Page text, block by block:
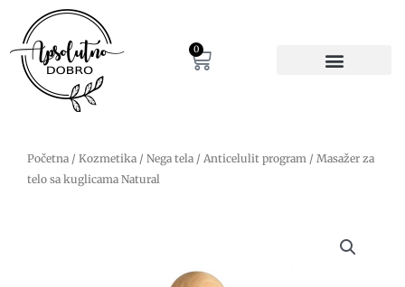
sadržaj
0
Cart
Početna / Kozmetika / Nega tela / Anticelulit program / Masažer za
telo sa kuglicama Natural